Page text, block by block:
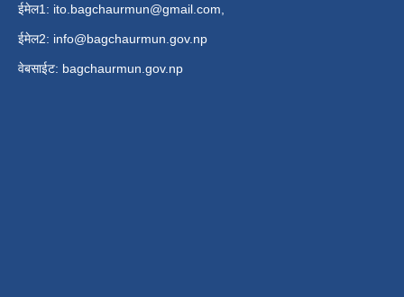
ईमेल1: ito.bagchaurmun@gmail.com
ईमेल2: info@bagchaurmun.gov.np
वे‍बसाईट: bagchaurmun.gov.np